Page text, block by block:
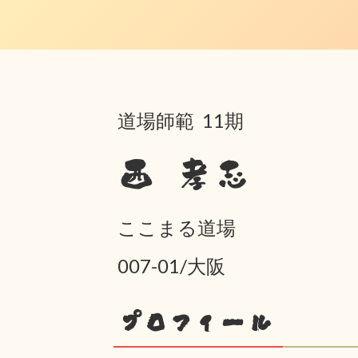
道場師範 11期
西 孝志
ここまる道場
007-01/大阪
プロフィール